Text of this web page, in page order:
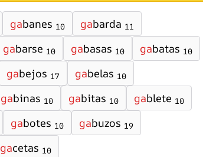
gabanes 10 gabarda 11
gabarse 10 gabasas 10 gabatas 10
gabejos 17 gabelas 10
gabinas 10 gabitas 10 gablete 10
gabotes 10 gabuzos 19
gacetas 10